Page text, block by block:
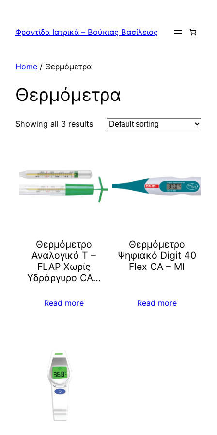
content
Φροντίδα Ιατρικά – Βούκιας Βασίλειος
Home / Θερμόμετρα
Θερμόμετρα
Showing all 3 results
Θερμόμετρο
Αναλογικό T –
FLAP Χωρίς
Υδράργυρο CA…
Read more
Θερμόμετρο
Ψηφιακό Digit 40
Flex CA – MI
Read more